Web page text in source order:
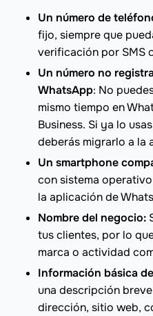
Un número de
fijo, siempre que
verificación por SMS
Un número no
WhatsApp: No
mismo tiempo en
Business. Si ya lo
deberás migrarlo a la
Un smartphone
con sistema
la aplicación de
Nombre del negocio:
tus clientes, por lo
marca o actividad
Información básica
una descripción
dirección, sitio web,